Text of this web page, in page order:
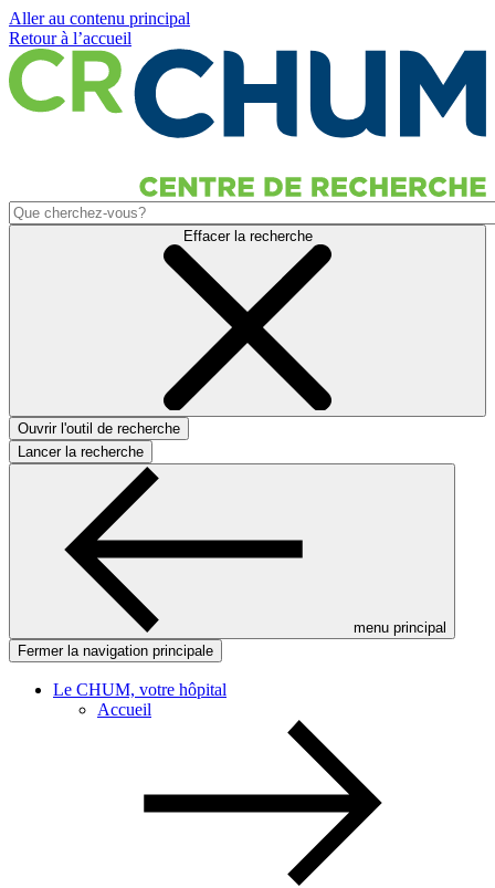
Aller au contenu principal
Retour à l’accueil
Effacer la recherche
Ouvrir l'outil de recherche
Lancer la recherche
menu principal
Fermer la navigation principale
Le CHUM, votre hôpital
Accueil